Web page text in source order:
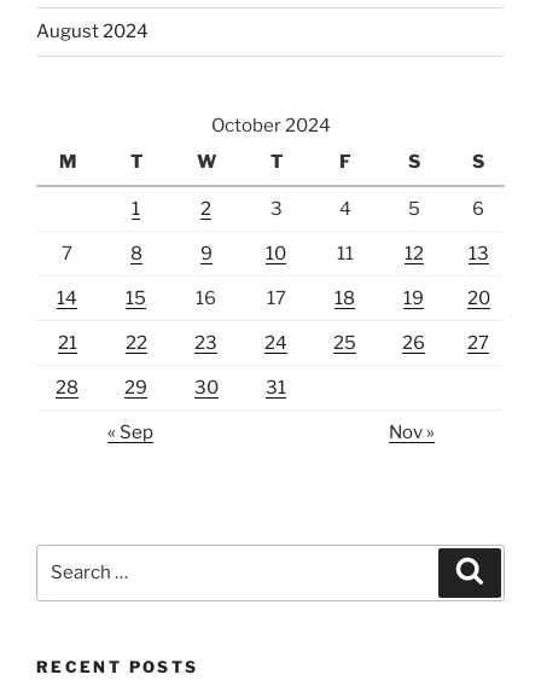
August 2024
October 2024
M
T W T F S S
1 2 3 4 5 6
7 8 9 10 11 12 13
14 15 16 17 18 19 20
21 22 23 24 25 26 27
28 29 30 31
« Sep Nov »
RECENT POSTS